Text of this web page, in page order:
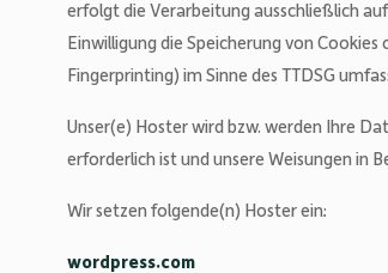
erfolgt die Verarbeitung ausschließlich
Einwilligung die Speicherung von
Fingerprinting) im Sinne des TTDSG
Unser(e) Hoster wird bzw. werden Ihre
erforderlich ist und unsere Weisungen in
Wir setzen folgende(n) Hoster ein:
wordpress.com